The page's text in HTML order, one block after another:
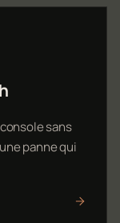
sans
panne qui